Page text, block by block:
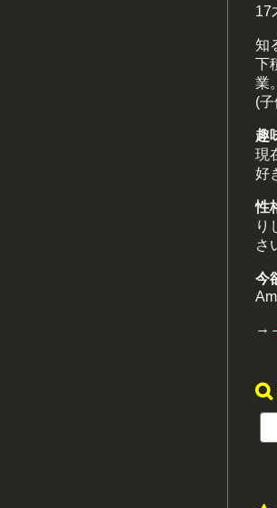
17
知
下
業。
(
趣
現
好
性
り
さ
今